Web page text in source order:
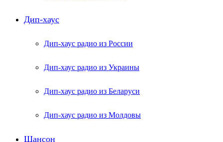
Дип-хаус
Дип-хаус радио из России
Дип-хаус радио из Украины
Дип-хаус радио из Беларуси
Дип-хаус радио из Молдовы
Шансон